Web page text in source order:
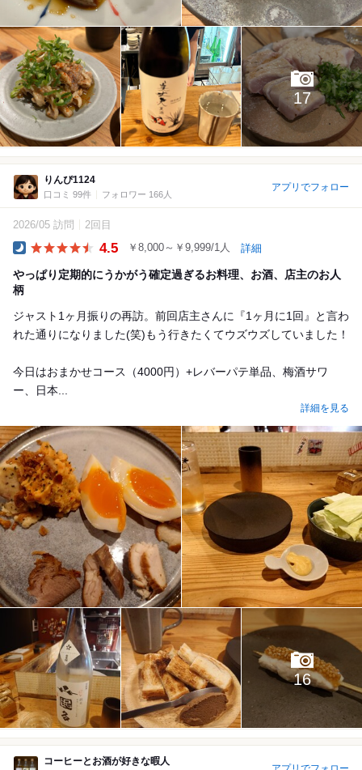
17
りんぴ1124
口コミ 99件 フォロワー 166人
アプリでフォロー
2026/05 訪問 2回目
4.5 ￥8,000～￥9,999/1人 詳細
やっぱり定期的にうかがう確定過ぎるお料理、お酒、店主のお人
柄
ジャスト1ヶ月振りの再訪。前回店主さんに『1ヶ月に1回』と言わ
れた通りになりました(笑)もう行きたくてウズウズしていました！
今日はおまかせコース（4000円）+レバーパテ単品、梅酒サワ
ー、日本...
詳細を見る
16
コーヒーとお酒が好きな暇人